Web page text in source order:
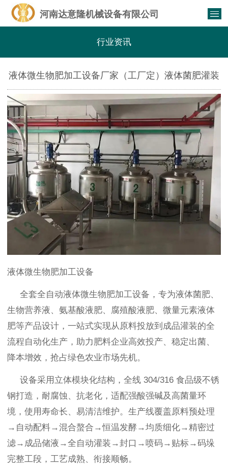
河南达意隆机械设备有限公司
行业资讯
液体微生物肥加工设备厂家（工厂定）液体菌肥灌装
生产线-DYL
液体微生物肥加工设备
全套全自动液体微生物肥加工设备，专为液体菌肥、
生物营养液、氨基酸液肥、腐殖酸液肥、微量元素液体
肥等产品设计，一站式实现从原料投放到成品灌装的全
流程自动化生产，助力肥料企业高效投产、稳定出菌、
降本增效，抢占绿色农业市场先机。
设备采用立体模块化结构，全线 304/316 食品级不锈
钢打造，耐腐蚀、抗老化，适配强酸强碱及高菌量环
境，使用寿命长、易清洁维护。生产线覆盖原料预处理
→自动配料→混合螯合→恒温发酵→均质细化→精密过
滤→成品储液→全自动灌装→封口→喷码→贴标→码垛
完整工段，工艺成熟、衔接顺畅。